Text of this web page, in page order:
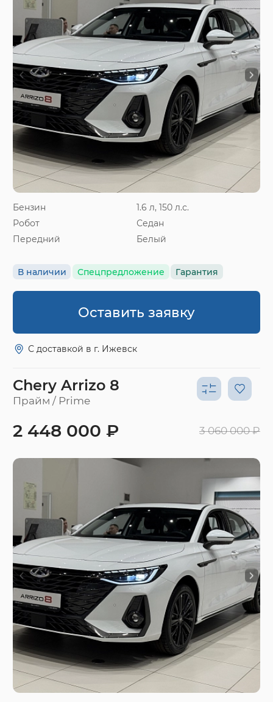
Бензин
1.6 л, 150 л.с.
Робот
Седан
Передний
Белый
В наличии Спецпредложение Гарантия
Оставить заявку
С доставкой в г. Ижевск
Chery Arrizo 8
Прайм / Prime
2 448 000 ₽ 3 060 000 ₽